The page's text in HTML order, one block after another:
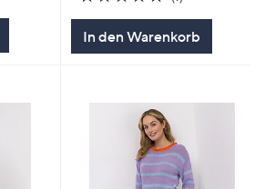
von
In den Warenkorb